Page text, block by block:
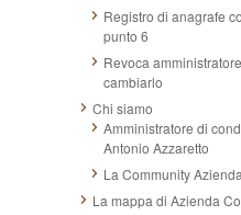
Registro di anagrafe
punto 6
Revoca
cambiarlo
Chi siamo
Amministratore di
Antonio Azzaretto
La Community
La mappa di Azienda